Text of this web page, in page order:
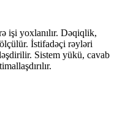
işi yoxlanılır. Dəqiqlik,
İstifadəçi rəyləri
Sistem yükü, cavab